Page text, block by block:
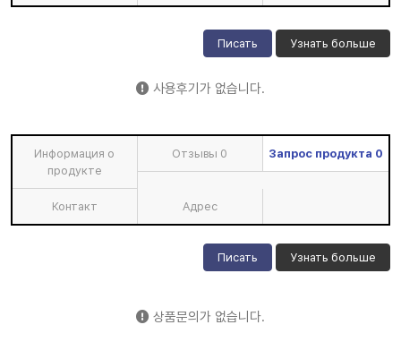
Писать Узнать больше
사용후기가 없습니다.
Информация о
продукте
Отзывы 0 Запрос продукта 0
Контакт Адрес
Писать Узнать больше
상품문의가 없습니다.